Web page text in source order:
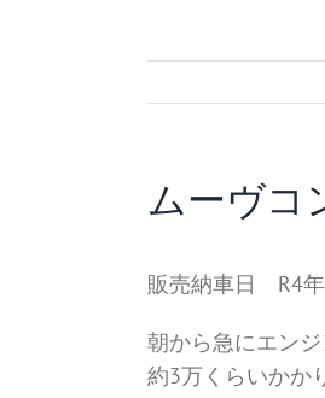
ムーヴ
販売納車日 R4
朝から急にエン
約3万くらいかか